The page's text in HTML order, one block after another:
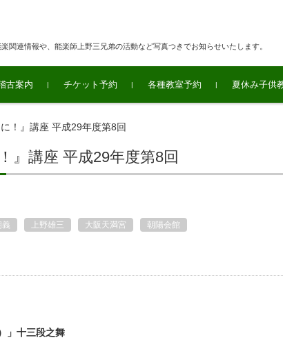
関連情報や、能楽師上野三兄弟の活動など写真つきでお知らせいたします。
古案内 チケット予約 各種教室予約 夏休み子供
！』講座 平成29年度第8回
』講座 平成29年度第8回
義 上野雄三 大阪天満宮 朝陽会館
」十三段之舞